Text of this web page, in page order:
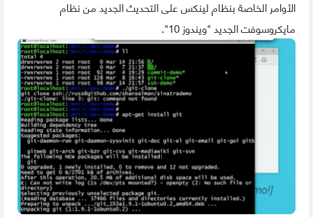
الأوامر الخاصة بنظام لينكس على التحديث الجديد من نظام
مايكروسوفت الجديد "ويندوز 10".